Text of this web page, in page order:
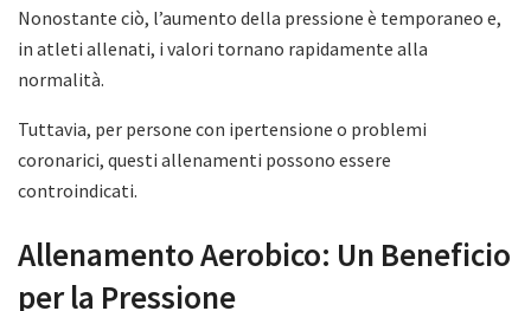
Nonostante ciò, l’aumento della pressione è temporaneo e,
in atleti allenati, i valori tornano rapidamente alla
normalità.
Tuttavia, per persone con ipertensione o problemi
coronarici, questi allenamenti possono essere
controindicati.
Allenamento Aerobico: Un Beneficio
per la Pressione